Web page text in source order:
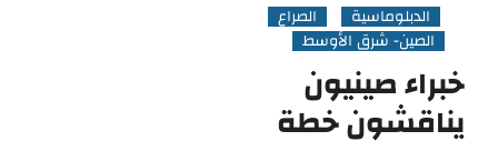
الدبلوماسية
الصراع
الصين- شرق الأوسط
خبراء صينيون
يناقشون خطة